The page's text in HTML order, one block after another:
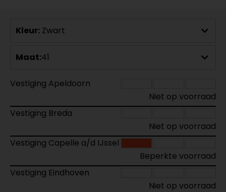
Kleur: Zwart
Maat:41
Vestiging Apeldoorn
Niet op voorraad
Vestiging Breda
Niet op voorraad
Vestiging Capelle a/d IJssel
Beperkte voorraad
Vestiging Eindhoven
Niet op voorraad